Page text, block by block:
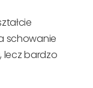
schowanie
lecz bardzo